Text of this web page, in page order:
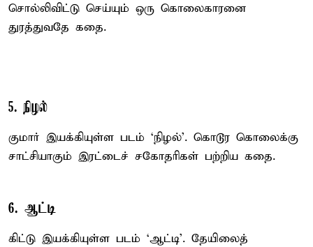
சொல்லிவிட்டு செய்யும் ஒரு கொலைகாரனை
துரத்துவதே கதை.
5. நிழல்
குமார் இயக்கியுள்ள படம் `நிழல்'. கொடூர கொலைக்கு
சாட்சியாகும் இரட்டைச் சகோதரிகள் பற்றிய கதை.
6. ஆட்டி
கிட்டு இயக்கியுள்ள படம் `ஆட்டி'. தேயிலைத்